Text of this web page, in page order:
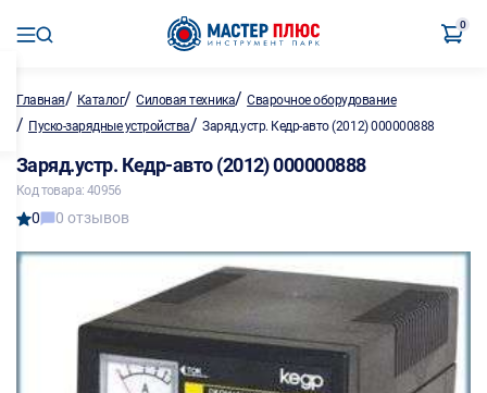
0
Главная/ Каталог/Силовая техника/Сварочное оборудование
/ Пуско-зарядные устройства/ Заряд.устр. Кедр-авто (2012) 000000888
Заряд.устр. Кедр-авто (2012) 000000888
Код товара: 40956
0 0 отзывов